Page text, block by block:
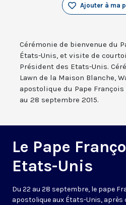
Ajouter à ma
Cérémonie de bienvenue du
États-Unis, et visite de
Président des Etats-Unis.
Lawn de la Maison Blanche,
apostolique du Pape
au 28 septembre 2015.
Le Pape
Etats-Unis
Du 22 au 28 septembre, le pape
apostolique aux États-Unis, après